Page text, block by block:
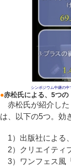
シンポジウム中継の
●赤松氏による、5つの
赤松氏が紹介した
は、以下の5つ。効
1）出版社による
2）クリエイティ
3）ワンフェス風